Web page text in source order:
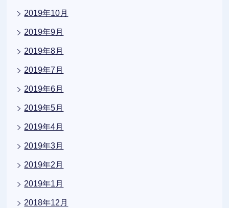
2019年10月
2019年9月
2019年8月
2019年7月
2019年6月
2019年5月
2019年4月
2019年3月
2019年2月
2019年1月
2018年12月